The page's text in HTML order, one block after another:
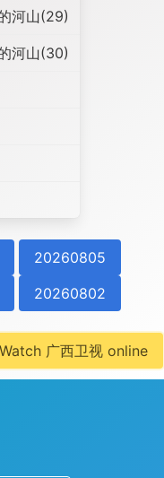
河山(29)
河山(30)
20260805
20260802
Watch 广西卫视 online